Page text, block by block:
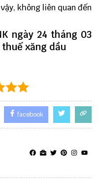
không liên quan đến
ngày 24 tháng 03
xăng dầu
facebook